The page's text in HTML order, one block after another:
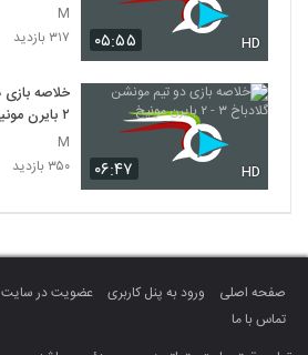
۰۵:۵۵ HD
M
۳۱۷ بازدید
۰۶:۴۷ HD
۲ بایرن مونیخ
M
۳۵۰ بازدید
صفحه اصلی ورود به پنل کاربری عضویت در سایت
تماس با ما